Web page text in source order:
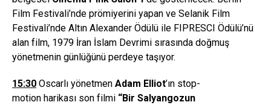
Film Festivali’nde prömiyerini yapan ve Selanik Film
Festivali’nde Altın Alexander Ödülü ile FIPRESCI Ödülü’nü
alan film, 1979 İran İslam Devrimi sırasında doğmuş
yönetmenin günlüğünü perdeye taşıyor.
15:30 Oscarlı yönetmen Adam Elliot’ın stop-
motion harikası son filmi “Bir Salyangozun